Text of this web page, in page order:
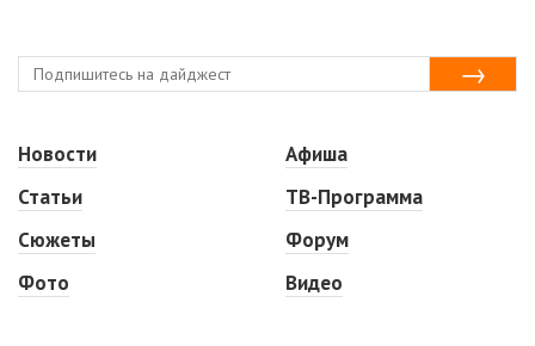
Новости
Статьи
Сюжеты
Фото
Афиша
ТВ-Программа
Форум
Видео